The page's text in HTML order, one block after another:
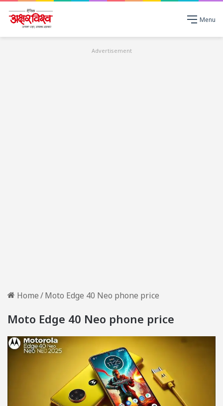
Menu
Advertisement
Home/Moto Edge 40 Neo phone price
Moto Edge 40 Neo phone price